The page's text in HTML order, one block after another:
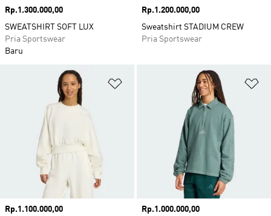
Harga
Rp.1.300.000,00
SWEATSHIRT SOFT LUX
Pria Sportswear
Baru
Harga
Rp.1.200.000,00
Sweatshirt STADIUM CREW
Pria Sportswear
Tambahkan ke Wishlist
Harga
Rp.1.100.000,00
Harga
Rp.1.000.000,00